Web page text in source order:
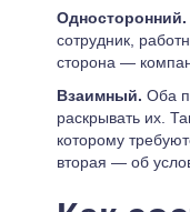
Односторонний.
сотрудник,
сторона —
Взаимный. Оба
раскрывать их.
которому
вторая — об